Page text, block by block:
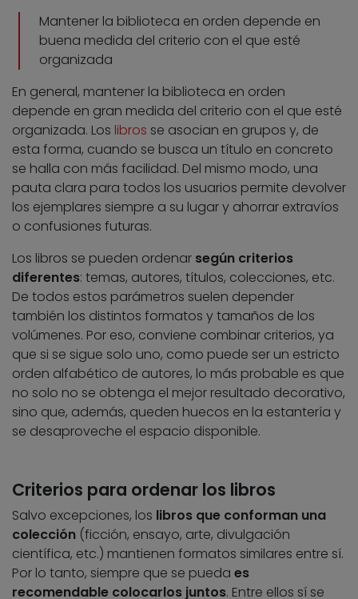
Mantener la biblioteca en orden depende en
buena medida del criterio con el que esté
organizada
En general, mantener la biblioteca en orden
depende en gran medida del criterio con el que esté
organizada. Los libros se asocian en grupos y, de
esta forma, cuando se busca un título en concreto
se halla con más facilidad. Del mismo modo, una
pauta clara para todos los usuarios permite devolver
los ejemplares siempre a su lugar y ahorrar extravíos
o confusiones futuras.
Los libros se pueden ordenar según criterios
diferentes: temas, autores, títulos, colecciones, etc.
De todos estos parámetros suelen depender
también los distintos formatos y tamaños de los
volúmenes. Por eso, conviene combinar criterios, ya
que si se sigue solo uno, como puede ser un estricto
orden alfabético de autores, lo más probable es que
no solo no se obtenga el mejor resultado decorativo,
sino que, además, queden huecos en la estantería y
se desaproveche el espacio disponible.
Criterios para ordenar los libros
Salvo excepciones, los libros que conforman una
colección (ficción, ensayo, arte, divulgación
científica, etc.) mantienen formatos similares entre sí.
Por lo tanto, siempre que se pueda es
recomendable colocarlos juntos. Entre ellos sí se